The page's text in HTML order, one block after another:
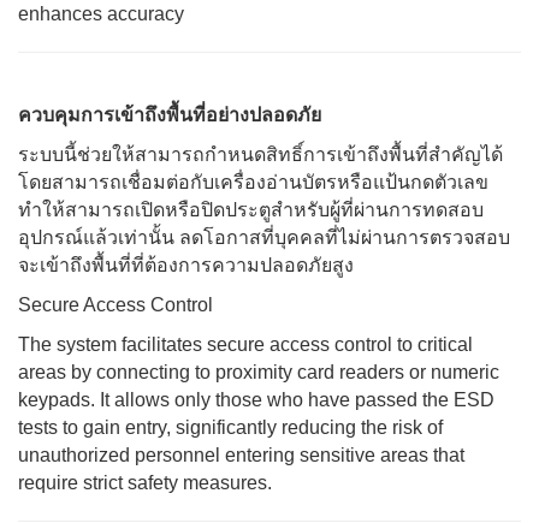
enhances accuracy
ควบคุมการเข้าถึงพื้นที่อย่างปลอดภัย
ระบบนี้ช่วยให้สามารถกำหนดสิทธิ์การเข้าถึงพื้นที่สำคัญได้
โดยสามารถเชื่อมต่อกับเครื่องอ่านบัตรหรือแป้นกดตัวเลข
ทำให้สามารถเปิดหรือปิดประตูสำหรับผู้ที่ผ่านการทดสอบ
อุปกรณ์แล้วเท่านั้น ลดโอกาสที่บุคคลที่ไม่ผ่านการตรวจสอบ
จะเข้าถึงพื้นที่ที่ต้องการความปลอดภัยสูง
Secure Access Control
The system facilitates secure access control to critical
areas by connecting to proximity card readers or numeric
keypads. It allows only those who have passed the ESD
tests to gain entry, significantly reducing the risk of
unauthorized personnel entering sensitive areas that
require strict safety measures.